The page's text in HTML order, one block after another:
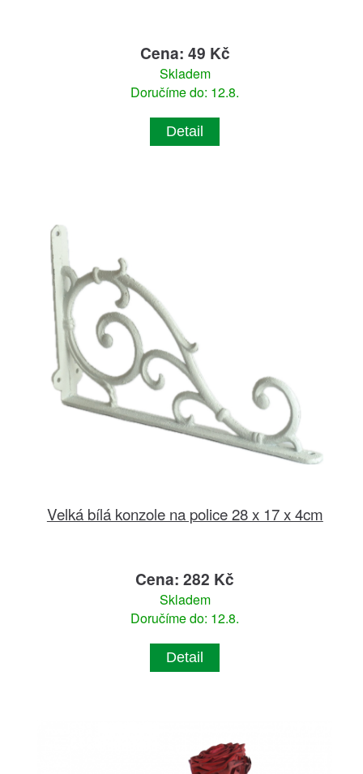
Cena: 49 Kč
Skladem
Doručíme do: 12.8.
Detail
Velká bílá konzole na police 28 x 17 x 4cm
Cena: 282 Kč
Skladem
Doručíme do: 12.8.
Detail